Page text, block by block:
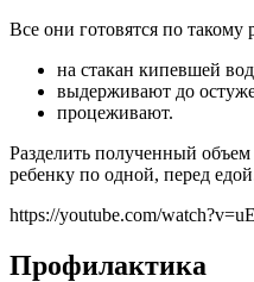
Все они готовятся по такому
на стакан кипевшей
выдерживают до
процеживают.
Разделить полученный
ребенку по одной, перед
https://youtube.com/
Профилактика